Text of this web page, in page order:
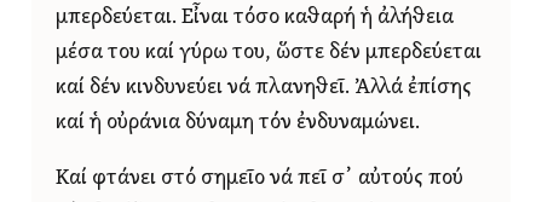
μπερδεύεται. Εἶναι τόσο καθαρή ἡ ἀλήθεια
μέσα του καί γύρω του, ὥστε δέν μπερδεύεται
καί δέν κινδυνεύει νά πλανηθεῖ. Ἀλλά ἐπίσης
καί ἡ οὐράνια δύναμη τόν ἐνδυναμώνει.
Καί φτάνει στό σημεῖο νά πεῖ σ᾿ αὐτούς πού